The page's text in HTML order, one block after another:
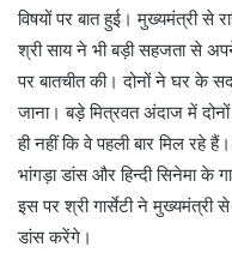
विषयों पर बात हुई। मुख्यमंत्री से
श्री साय ने भी बड़ी सहजता से
पर बातचीत की। दोनों ने घर के
जाना। बड़े मित्रवत अंदाज में
ही नहीं कि वे पहली बार मिल रहे
भांगड़ा डांस और हिन्दी सिनेमा के
इस पर श्री गार्सेटी ने मुख्यमंत्री
डांस करेंगे।